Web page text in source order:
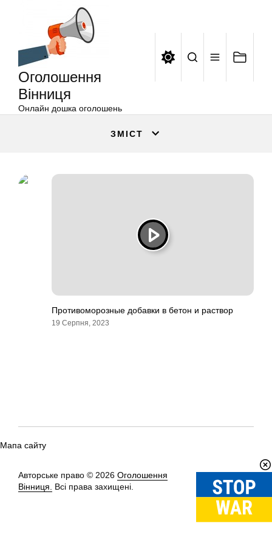
Оголошення
Вінниця
Онлайн дошка оголошень
ЗМІСТ
Противоморозные добавки в бетон и раствор
19 Серпня, 2023
Мапа сайту
Авторське право © 2026 Оголошення
Вінниця.
Всі права захищені.
Вгору↑